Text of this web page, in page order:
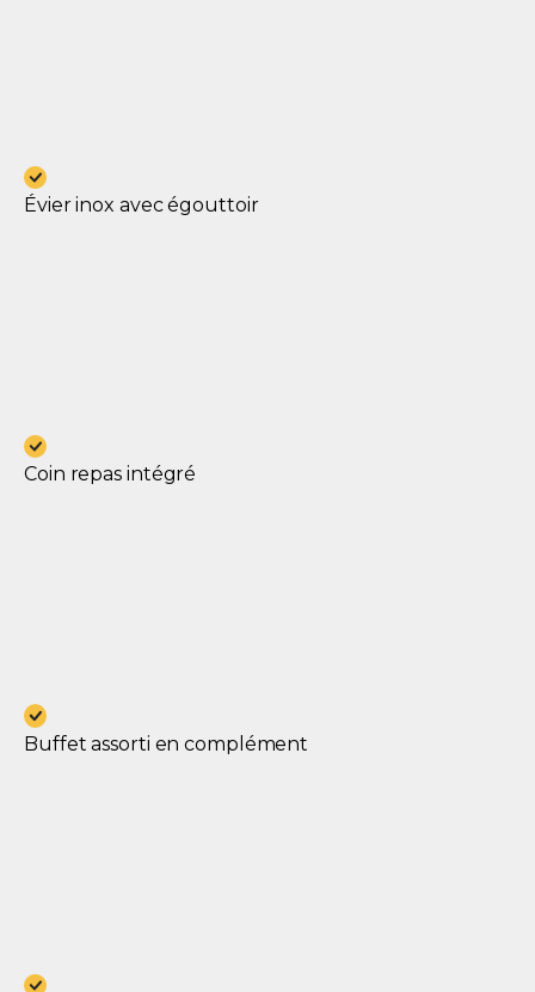
Évier inox avec égouttoir
Coin repas intégré
Buffet assorti en complément